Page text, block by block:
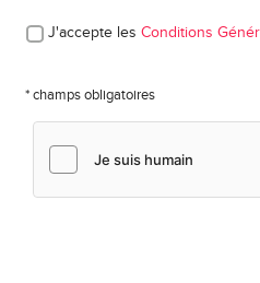
J'accepte les Conditions
* champs obligatoires